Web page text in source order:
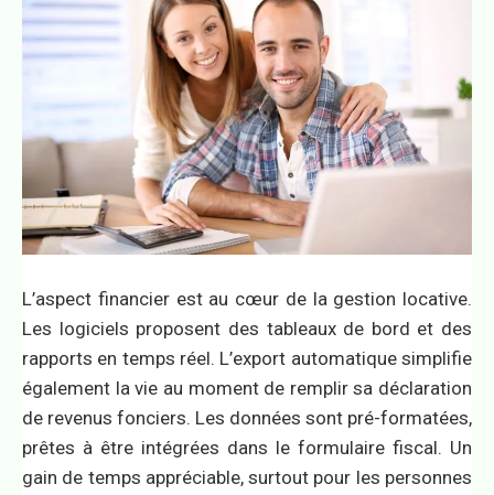
L’aspect financier est au cœur de la gestion locative.
Les logiciels proposent des tableaux de bord et des
rapports en temps réel. L’export automatique simplifie
également la vie au moment de remplir sa déclaration
de revenus fonciers. Les données sont pré-formatées,
prêtes à être intégrées dans le formulaire fiscal. Un
gain de temps appréciable, surtout pour les personnes